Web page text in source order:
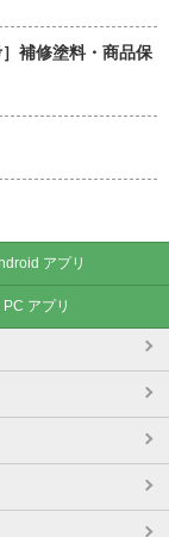
補修塗料・商品保
アプリ
PC アプリ